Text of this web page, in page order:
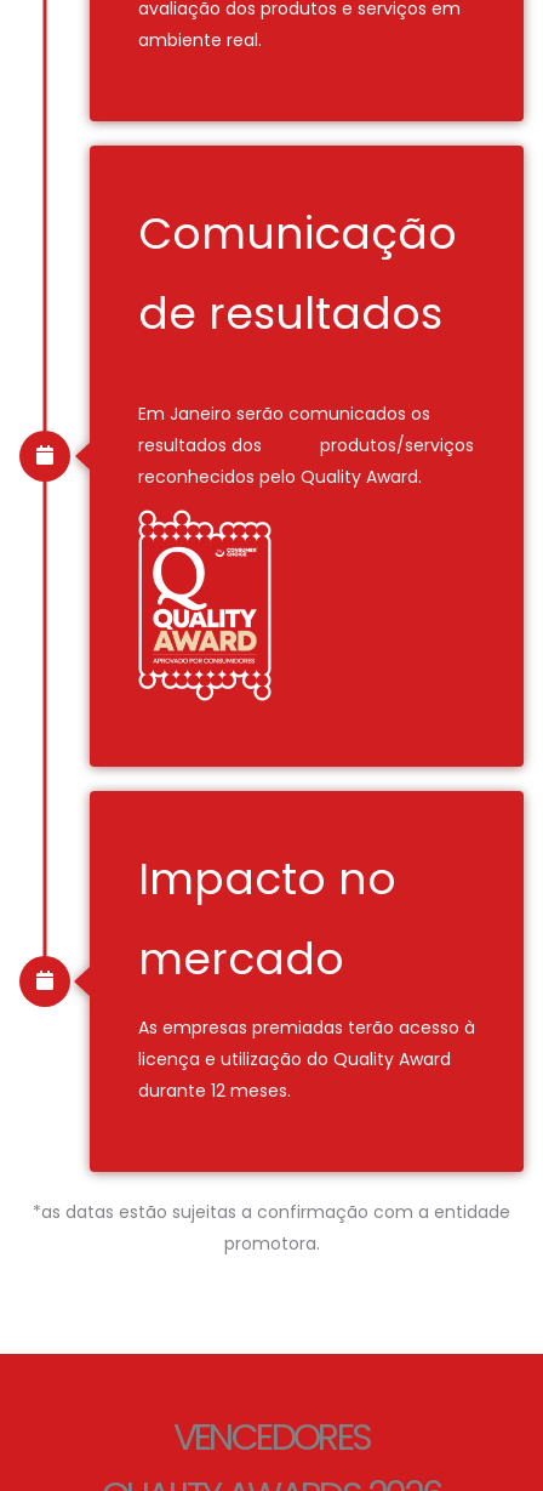
avaliação dos produtos e serviços em
ambiente real.
Comunicação
de resultados
Em Janeiro serão comunicados os
resultados dos produtos/serviços
reconhecidos pelo Quality Award.
Impacto no
mercado
As empresas premiadas terão acesso à
licença e utilização do Quality Award
durante 12 meses.
*as datas estão sujeitas a confirmação com a entidade
promotora.
VENCEDORES